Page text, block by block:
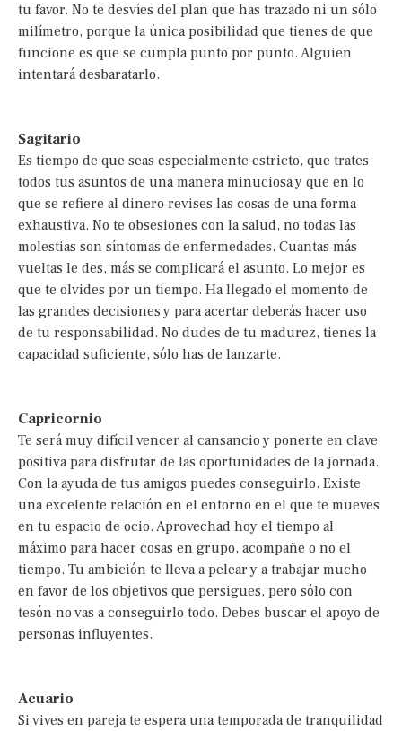
tu favor. No te desvíes del plan que has trazado ni un sólo
milímetro, porque la única posibilidad que tienes de que
funcione es que se cumpla punto por punto. Alguien
intentará desbaratarlo.
Sagitario
Es tiempo de que seas especialmente estricto, que trates
todos tus asuntos de una manera minuciosa y que en lo
que se refiere al dinero revises las cosas de una forma
exhaustiva. No te obsesiones con la salud, no todas las
molestias son síntomas de enfermedades. Cuantas más
vueltas le des, más se complicará el asunto. Lo mejor es
que te olvides por un tiempo. Ha llegado el momento de
las grandes decisiones y para acertar deberás hacer uso
de tu responsabilidad. No dudes de tu madurez, tienes la
capacidad suficiente, sólo has de lanzarte.
Capricornio
Te será muy difícil vencer al cansancio y ponerte en clave
positiva para disfrutar de las oportunidades de la jornada.
Con la ayuda de tus amigos puedes conseguirlo. Existe
una excelente relación en el entorno en el que te mueves
en tu espacio de ocio. Aprovechad hoy el tiempo al
máximo para hacer cosas en grupo, acompañe o no el
tiempo. Tu ambición te lleva a pelear y a trabajar mucho
en favor de los objetivos que persigues, pero sólo con
tesón no vas a conseguirlo todo. Debes buscar el apoyo de
personas influyentes.
Acuario
Si vives en pareja te espera una temporada de tranquilidad